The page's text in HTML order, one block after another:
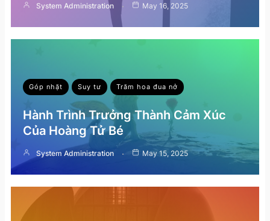
System Administration May 16, 2025
Góp nhặt Suy tư Trăm hoa đua nở
Hành Trình Trưởng Thành Cảm Xúc
Của Hoàng Tử Bé
System Administration May 15, 2025